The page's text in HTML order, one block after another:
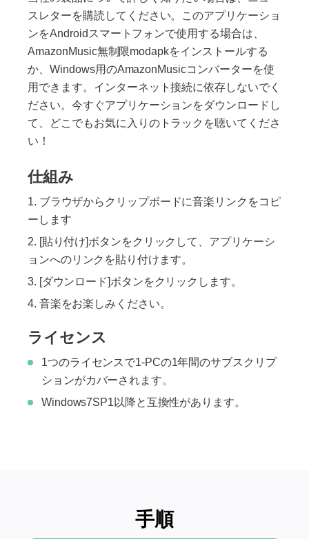
スレターを購読してください。このアプリケーショ
ンをAndroidスマートフォンで使用する場合は、
AmazonMusic無制限modapkをインストールする
か、Windows用のAmazonMusicコンバーターを使
用できます。インターネット接続に依存しないでく
ださい。今すぐアプリケーションをダウンロードし
て、どこでもお気に入りのトラックを聴いてくださ
い！
仕組み
ブラウザからクリップボードに音楽リンクをコピ
ーします
[貼り付け]ボタンをクリックして、アプリケーシ
ョンへのリンクを貼り付けます。
[ダウンロード]ボタンをクリックします。
音楽をお楽しみください。
ライセンス
1つのライセンスで1-PCの1年間のサブスクリプ
ションがカバーされます。
Windows7SP1以降と互換性があります。
手順